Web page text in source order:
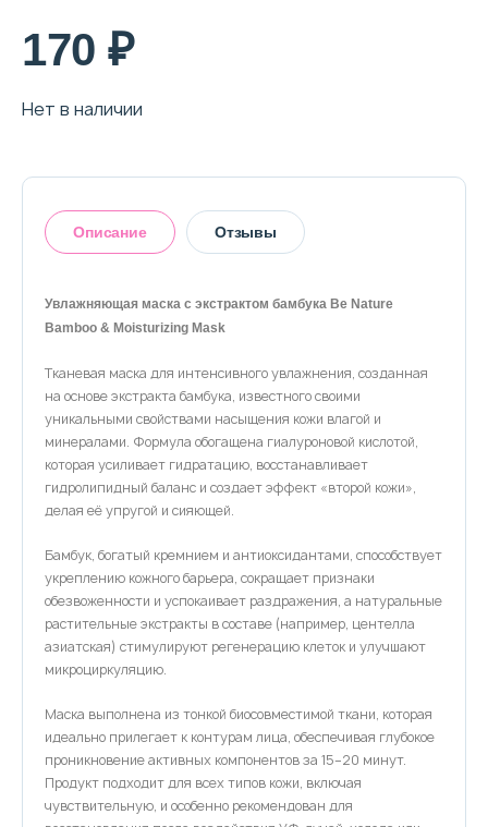
Доставка и оплата
Политика конфиденциальности
+7 (996) 962 69 66
170 ₽
Нет в наличии
Описание Отзывы
Увлажняющая маска с экстрактом бамбука Be Nature
Bamboo & Moisturizing Mask
Тканевая маска для интенсивного увлажнения, созданная
на основе экстракта бамбука, известного своими
уникальными свойствами насыщения кожи влагой и
минералами. Формула обогащена гиалуроновой кислотой,
которая усиливает гидратацию, восстанавливает
гидролипидный баланс и создает эффект «второй кожи»,
делая её упругой и сияющей.
Бамбук, богатый кремнием и антиоксидантами, способствует
укреплению кожного барьера, сокращает признаки
обезвоженности и успокаивает раздражения, а натуральные
растительные экстракты в составе (например, центелла
азиатская) стимулируют регенерацию клеток и улучшают
микроциркуляцию.
Маска выполнена из тонкой биосовместимой ткани, которая
идеально прилегает к контурам лица, обеспечивая глубокое
проникновение активных компонентов за 15–20 минут.
Продукт подходит для всех типов кожи, включая
чувствительную, и особенно рекомендован для